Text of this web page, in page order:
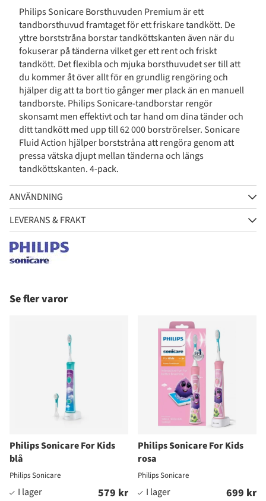
Philips Sonicare Borsthuvuden Premium är ett
tandborsthuvud framtaget för ett friskare tandkött. De
yttre borststråna borstar tandköttskanten även när du
fokuserar på tänderna vilket ger ett rent och friskt
tandkött. Det flexibla och mjuka borsthuvudet ser till att
du kommer åt över allt för en grundlig rengöring och
hjälper dig att ta bort tio gånger mer plack än en manuell
tandborste. Philips Sonicare-tandborstar rengör
skonsamt men effektivt och tar hand om dina tänder och
ditt tandkött med upp till 62 000 borströrelser. Sonicare
Fluid Action hjälper borststråna att rengöra genom att
pressa vätska djupt mellan tänderna och längs
tandköttskanten. 4-pack.
ANVÄNDNING
LEVERANS & FRAKT
Se fler varor
Philips Sonicare For Kids
blå
Philips Sonicare
579 kr
Philips Sonicare For Kids
rosa
Philips Sonicare
699 kr